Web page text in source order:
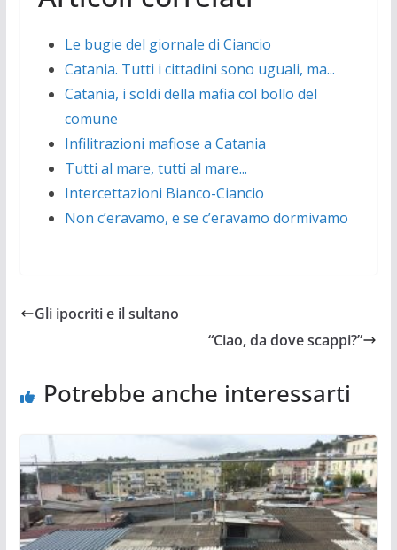
Le bugie del giornale di Ciancio
Catania. Tutti i cittadini sono uguali, ma...
Catania, i soldi della mafia col bollo del
comune
Infilitrazioni mafiose a Catania
Tutti al mare, tutti al mare...
Intercettazioni Bianco-Ciancio
Non c’eravamo, e se c’eravamo dormivamo
Gli ipocriti e il sultano
“Ciao, da dove scappi?”
Potrebbe anche interessarti